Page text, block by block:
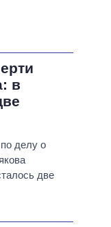
в
делу о
две